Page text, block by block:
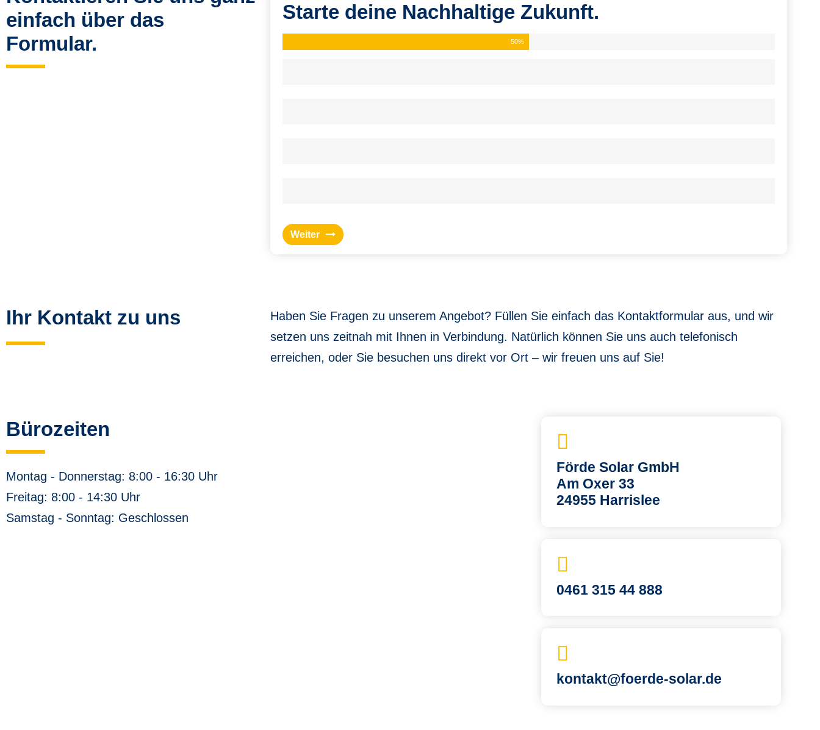
einfach über das
Formular.
Starte deine Nachhaltige Zukunft.
50%
Weiter
Ihr Kontakt zu uns
Haben Sie Fragen zu unserem Angebot? Füllen Sie einfach das Kontaktformular aus, und wir
setzen uns zeitnah mit Ihnen in Verbindung. Natürlich können Sie uns auch telefonisch
erreichen, oder Sie besuchen uns direkt vor Ort – wir freuen uns auf Sie!
Bürozeiten
Montag - Donnerstag: 8:00 - 16:30 Uhr
Freitag: 8:00 - 14:30 Uhr
Samstag - Sonntag: Geschlossen
Förde Solar GmbH
Am Oxer 33
24955 Harrislee
0461 315 44 888
kontakt@foerde-solar.de